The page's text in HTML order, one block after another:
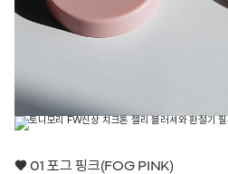
♥ 01 포그 핑크(FOG PINK)